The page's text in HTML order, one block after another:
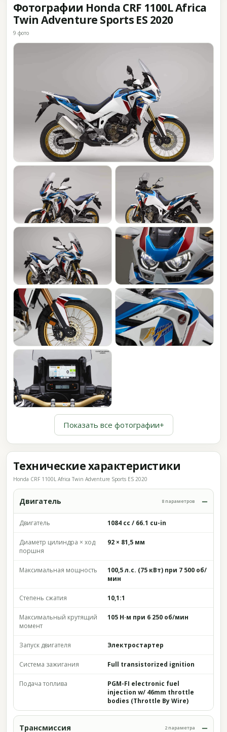
Фотографии Honda CRF 1100L Africa
Twin Adventure Sports ES 2020
9 фото
Показать все фотографии+
Технические характеристики
Honda CRF 1100L Africa Twin Adventure Sports ES 2020
Двигатель 8 параметров
Двигатель 1084 cc / 66.1 cu-in
Диаметр цилиндра × ход
поршня
92 × 81,5 мм
Максимальная мощность
100,5 л.с. (75 кВт) при 7 500 об/
мин
Степень сжатия 10,1:1
Максимальный крутящий
момент
105 Н·м при 6 250 об/мин
Запуск двигателя Электростартер
Система зажигания Full transistorized ignition
Подача топлива
PGM-FI electronic fuel
injection w/ 46mm throttle
bodies (Throttle By Wire)
Трансмиссия 2 параметра